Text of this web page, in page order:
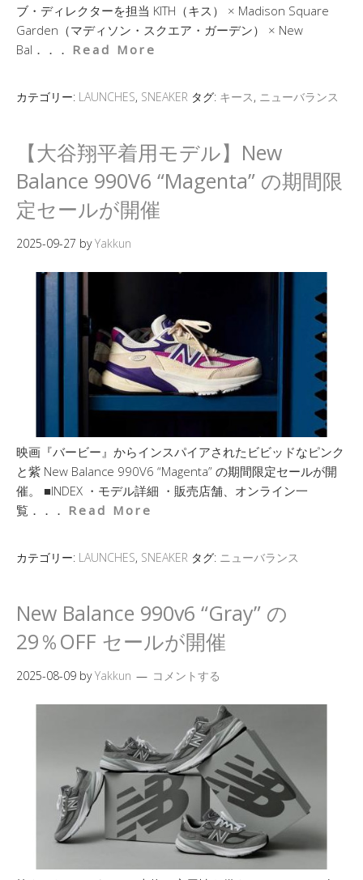
ブ・ディレクターを担当 KITH（キス） × Madison Square
Garden（マディソン・スクエア・ガーデン） × New
Bal．．． Read More
カテゴリー: LAUNCHES, SNEAKER タグ: キース, ニューバランス
【大谷翔平着用モデル】New
Balance 990V6 “Magenta” の期間限
定セールが開催
2025-09-27 byYakkun
映画『バービー』からインスパイアされたビビッドなピンク
と紫 New Balance 990V6 “Magenta” の期間限定セールが開
催。 ■INDEX ・モデル詳細 ・販売店舗、オンライン一
覧．．． Read More
カテゴリー: LAUNCHES, SNEAKER タグ: ニューバランス
New Balance 990v6 “Gray” の
29％OFF セールが開催
2025-08-09 byYakkun コメントする